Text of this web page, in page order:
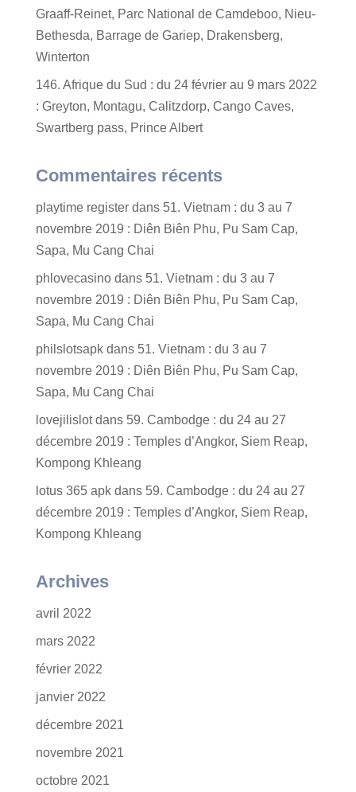
Graaff-Reinet, Parc National de Camdeboo, Nieu-
Bethesda, Barrage de Gariep, Drakensberg,
Winterton
146. Afrique du Sud : du 24 février au 9 mars 2022
: Greyton, Montagu, Calitzdorp, Cango Caves,
Swartberg pass, Prince Albert
Commentaires récents
playtime registerdans 51. Vietnam : du 3 au 7
novembre 2019 : Diên Biên Phu, Pu Sam Cap,
Sapa, Mu Cang Chai
phlovecasinodans 51. Vietnam : du 3 au 7
novembre 2019 : Diên Biên Phu, Pu Sam Cap,
Sapa, Mu Cang Chai
philslotsapkdans 51. Vietnam : du 3 au 7
novembre 2019 : Diên Biên Phu, Pu Sam Cap,
Sapa, Mu Cang Chai
lovejilislotdans 59. Cambodge : du 24 au 27
décembre 2019 : Temples d’Angkor, Siem Reap,
Kompong Khleang
lotus 365 apkdans 59. Cambodge : du 24 au 27
décembre 2019 : Temples d’Angkor, Siem Reap,
Kompong Khleang
Archives
avril 2022
mars 2022
février 2022
janvier 2022
décembre 2021
novembre 2021
octobre 2021